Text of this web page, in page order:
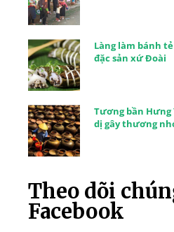
Làng làm bánh
đặc sản xứ Đoài
Tương bần Hưng
dị gây thương
Theo dõi
Facebook